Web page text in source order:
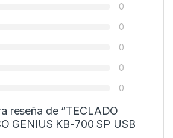
0
0
0
0
0
reseña de “TECLADO
GENIUS KB-700 SP USB